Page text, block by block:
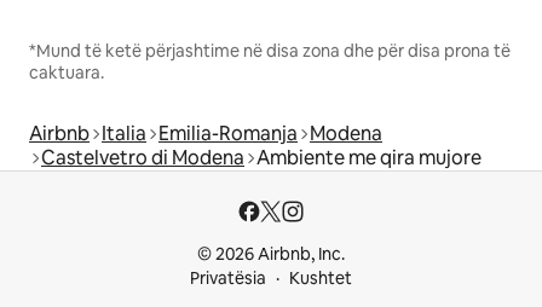
*Mund të ketë përjashtime në disa zona dhe për disa prona të
caktuara.
Airbnb Italia Emilia-Romanja Modena
Castelvetro di Modena Ambiente me qira mujore
© 2026 Airbnb, Inc.
Privatësia
Kushtet